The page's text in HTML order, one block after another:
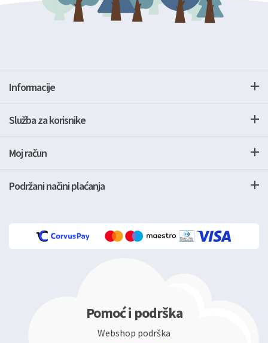
Informacije
Služba za korisnike
Moj račun
Podržani načini plaćanja
Pomoć i podrška
Webshop podrška